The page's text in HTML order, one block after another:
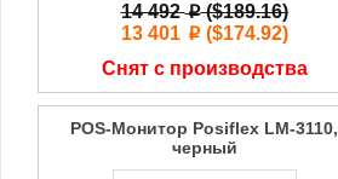
14 492p($189.16)
13 401 p($174.92)
Снят с производства
POS-Монитор Posiflex LM-3110,
черный